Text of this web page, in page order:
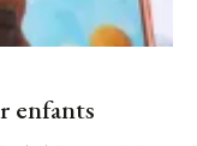
enfants